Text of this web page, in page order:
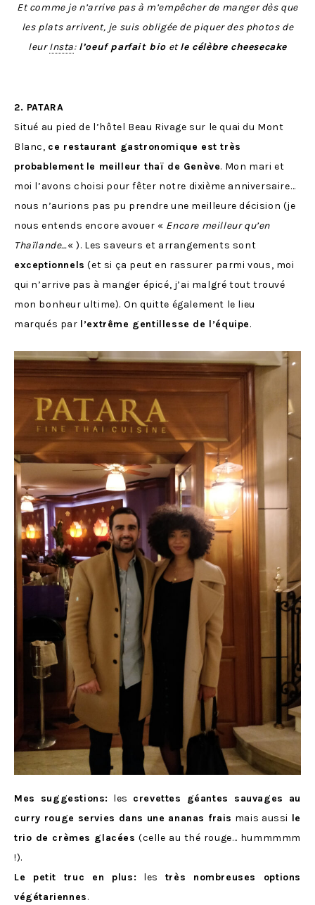
Et comme je n’arrive pas à m’empêcher de manger dès que
les plats arrivent, je suis obligée de piquer des photos de
leurInsta: l’oeuf parfait bio etle célèbre cheesecake
2. PATARA
Situé au pied de l’hôtel Beau Rivage sur le quai du Mont
Blanc, ce restaurant gastronomique est très
probablement le meilleur thaï de Genève. Mon mari et
moi l’avons choisi pour fêter notre dixième anniversaire…
nous n’aurions pas pu prendre une meilleure décision (je
nous entends encore avouer « Encore meilleur qu’en
Thaïlande…« ). Les saveurs et arrangements sont
exceptionnels (et si ça peut en rassurer parmi vous, moi
qui n’arrive pas à manger épicé, j’ai malgré tout trouvé
mon bonheur ultime). On quitte également le lieu
marqués par l’extrême gentillesse de l’équipe.
Mes suggestions: les crevettes géantes sauvages au
curry rouge servies dans une ananas frais mais aussi le
trio de crèmes glacées (celle au thé rouge… hummmmm
!).
Le petit truc en plus: les très nombreuses options
végétariennes.